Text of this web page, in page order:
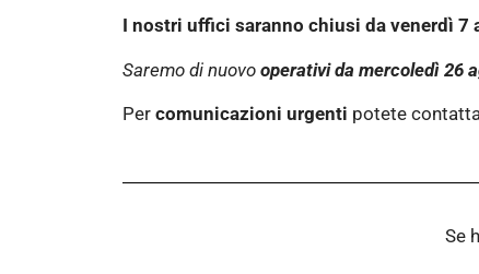
I nostri uffici saranno chiusi da venerdì
Saremo di nuovo operativi da mercoledì 26
Per comunicazioni urgenti potete
Se